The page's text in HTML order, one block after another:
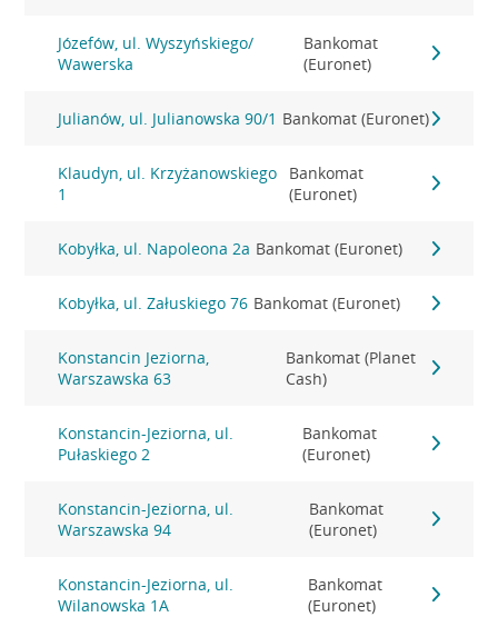
Józefów, ul. Wyszyńskiego/
Wawerska
Bankomat
(Euronet)
Julianów, ul. Julianowska 90/1 Bankomat (Euronet)
Klaudyn, ul. Krzyżanowskiego
1
Bankomat
(Euronet)
Kobyłka, ul. Napoleona 2a Bankomat (Euronet)
Kobyłka, ul. Załuskiego 76 Bankomat (Euronet)
Konstancin Jeziorna,
Warszawska 63
Bankomat (Planet
Cash)
Konstancin-Jeziorna, ul.
Pułaskiego 2
Bankomat
(Euronet)
Konstancin-Jeziorna, ul.
Warszawska 94
Bankomat
(Euronet)
Konstancin-Jeziorna, ul.
Wilanowska 1A
Bankomat
(Euronet)